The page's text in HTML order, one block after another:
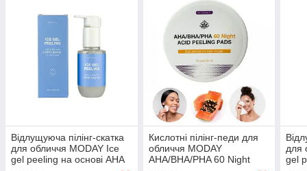
Відлущуюча пілінг-скатка
для обличчя MODAY Ice
gel peeling на основі AHA
Кислотні пілінг-педи для
обличчя MODAY
AHA/BHA/PHA 60 Night
для
gel